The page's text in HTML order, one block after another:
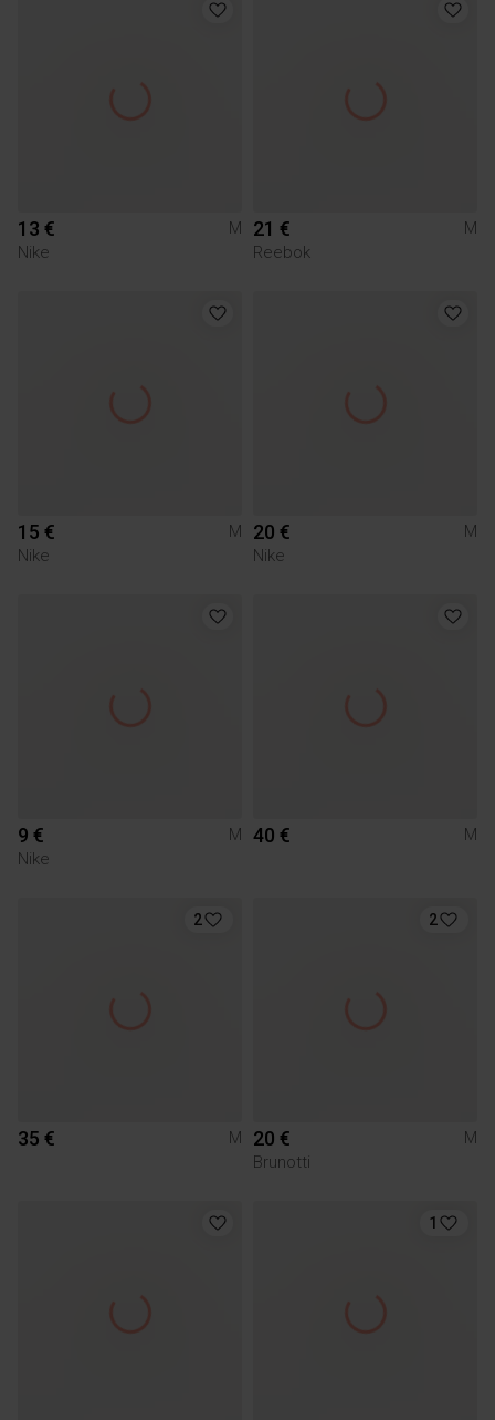
13 €
M
Nike
21 €
M
Reebok
15 €
M
Nike
20 €
M
Nike
9 €
M
Nike
40 € M
2
35 € M
2
20 €
M
Brunotti
1